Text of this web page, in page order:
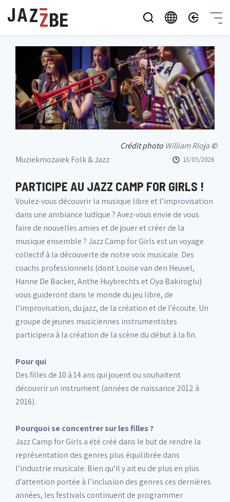
Crédit photo William Rioja©
Muziekmozaïek Folk & Jazz
13/05/2026
PARTICIPE AU JAZZ CAMP FOR GIRLS !
Voulez-vous découvrir la musique libre et l’improvisation
dans une ambiance ludique ? Avez-vous envie de vous
faire de nouvelles amies et de jouer et créer de la
musique ensemble ? Jazz Camp for Girls est un voyage
collectif à la découverte de notre voix musicale. Des
coachs professionnels (dont Louise van den Heuvel,
Hanne De Backer, Anthe Huybrechts et Oya Bakiroglu)
vous guideront dans le monde du jeu libre, de
l’improvisation, du jazz, de la création et de l’écoute. Un
groupe de jeunes musiciennes instrumentistes
participera à la création de la scène du début à la fin.
Pour qui
Des filles de 10 à 14 ans qui jouent ou souhaitent
découvrir un instrument (années de naissance 2012 à
2016).
Pourquoi se concentrer sur les filles ?
Jazz Camp for Girls a été créé dans le but de rendre la
représentation des genres plus équilibrée dans
l’industrie musicale. Bien qu’il y ait eu de plus en plus
d’attention portée à l’inclusion des genres ces dernières
années, les festivals continuent de programmer